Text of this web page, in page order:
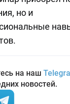
но и
на наш
новостей.